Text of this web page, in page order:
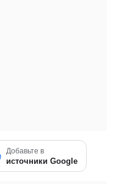
Добавьте в
источники Google